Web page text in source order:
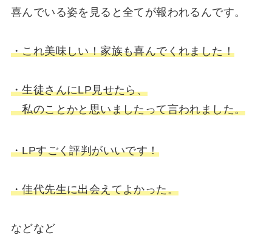
喜んでいる姿を見ると全てが報われる んです。
・これ美味しい！家族も喜んでくれました！
・生徒さんにLP見せたら、
私のことかと思いましたって言われました。
・LPすごく評判がいいです！
・佳代先生に出会えてよかった。
などなど